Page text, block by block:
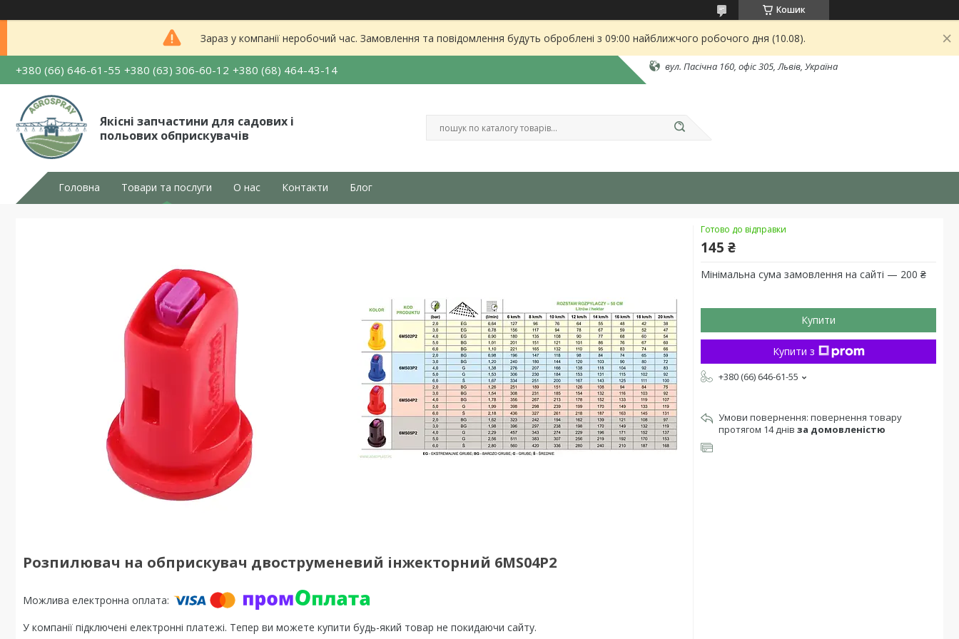
Кошик
Зараз у компанії неробочий час. Замовлення та повідомлення будуть оброблені з 09:00 найближчого робочого дня (10.08).
+380 (66) 646-61-55 +380 (63) 306-60-12 +380 (68) 464-43-14 вул. Пасічна 160, офіс 305, Львів, Україна
Якісні запчастини для садових і
польових обприскувачів
Головна Товари та послуги О нас Контакти Блог
Розпилювач на обприскувач двоструменевий інжекторний 6MS04P2
У компанії підключені електронні платежі. Тепер ви можете купити будь-який товар не покидаючи сайту.
Готово до відправки
145 ₴
Мінімальна сума замовлення на сайті — 200 ₴
Купити
Купити з
+380 (66) 646-61-55
повернення товару
протягом 14 днів за домовленістю